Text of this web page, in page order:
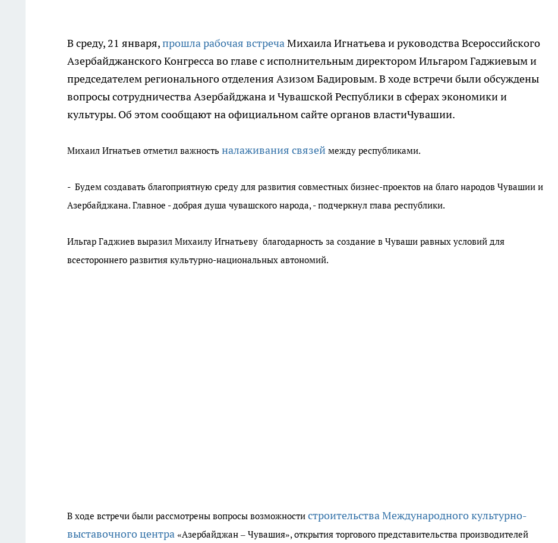
В среду, 21 января,прошла рабочая встречаМихаила Игнатьева и руководства Всероссийского
Азербайджанского Конгресса во главе с исполнительным директором Ильгаром Гаджиевым и
председателем регионального отделения Азизом Бадировым. В ходе встречи были обсуждены
вопросы сотрудничества Азербайджана и Чувашской Республики в сферах экономики и
культуры. Об этом сообщают на официальном сайте органов властиЧувашии.
Михаил Игнатьев отметил важность налаживания связей между республиками.
- Будем создавать благоприятную среду для развития совместных бизнес-проектов на благо народов Чувашии и
Азербайджана. Главное - добрая душа чувашского народа, - подчеркнул глава республики.
Ильгар Гаджиев выразил Михаилу Игнатьеву благодарность за создание в Чуваши равных условий для
всестороннего развития культурно-национальных автономий.
В ходе встречи были рассмотрены вопросы возможности строительства Международного культурно-
выставочного центра «Азербайджан – Чувашия», открытия торгового представительства производителей